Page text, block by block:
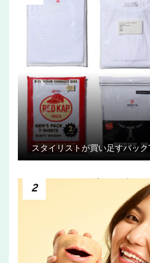
スタイリストが買い足すパッ
2